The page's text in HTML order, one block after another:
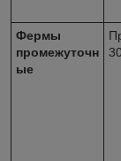
Фермы
промежуточн
ые